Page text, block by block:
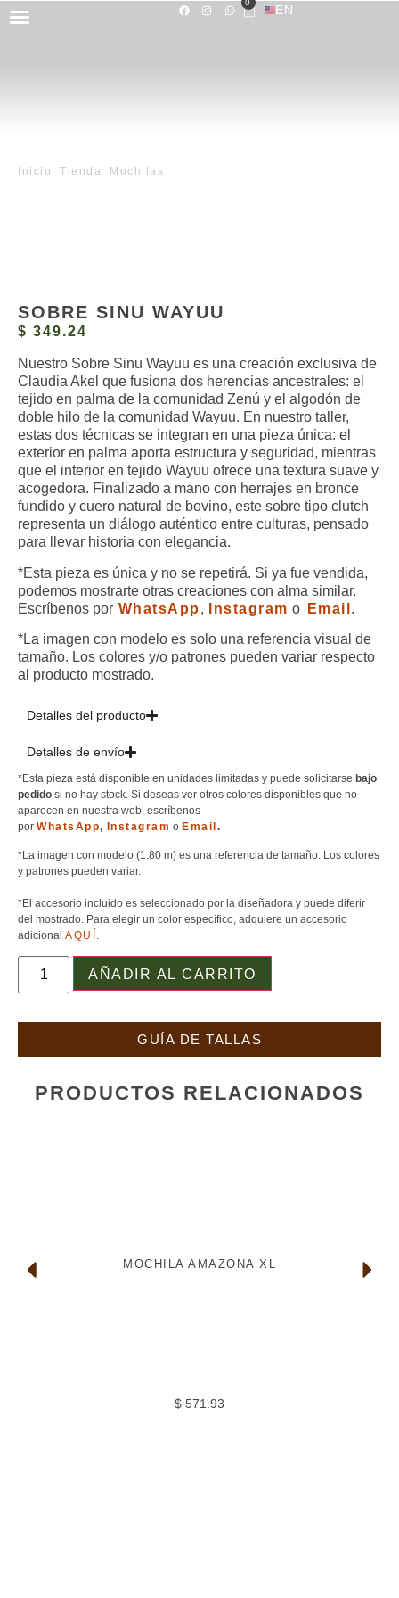
0
EN
Inicio Tienda Mochilas
SOBRE SINU WAYUU
$ 349.24
Nuestro Sobre Sinu Wayuu es una creación exclusiva de
Claudia Akel que fusiona dos herencias ancestrales: el
tejido en palma de la comunidad Zenú y el algodón de
doble hilo de la comunidad Wayuu. En nuestro taller,
estas dos técnicas se integran en una pieza única: el
exterior en palma aporta estructura y seguridad, mientras
que el interior en tejido Wayuu ofrece una textura suave y
acogedora. Finalizado a mano con herrajes en bronce
fundido y cuero natural de bovino, este sobre tipo clutch
representa un diálogo auténtico entre culturas, pensado
para llevar historia con elegancia.
*Esta pieza es única y no se repetirá. Si ya fue vendida,
podemos mostrarte otras creaciones con alma similar.
Escríbenos por WhatsApp, Instagram o Email .
*La imagen con modelo es solo una referencia visual de
tamaño. Los colores y/o patrones pueden variar respecto
al producto mostrado.
Detalles del producto
Detalles de envío
*Esta pieza está disponible en unidades limitadas y puede solicitarse bajo
pedido si no hay stock. Si deseas ver otros colores disponibles que no
aparecen en nuestra web, escríbenos
por WhatsApp, Instagram o Email.
*La imagen con modelo (1.80 m) es una referencia de tamaño. Los colores
y patrones pueden variar.
*El accesorio incluido es seleccionado por la diseñadora y puede diferir
del mostrado. Para elegir un color específico, adquiere un accesorio
adicional AQUÍ .
GUÍA DE TALLAS
AÑADIR AL CARRITO
PRODUCTOS RELACIONADOS
MOCHILA AMAZONA XL
$ 571.93